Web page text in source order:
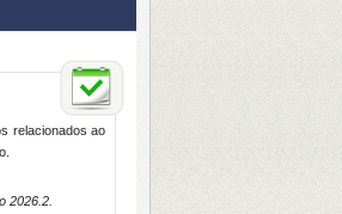
relacionados ao
2026.2.